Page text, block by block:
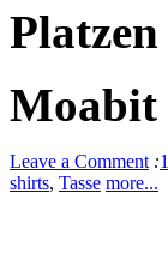
Moabit
Leave a Comment :
shirts, Tasse more...